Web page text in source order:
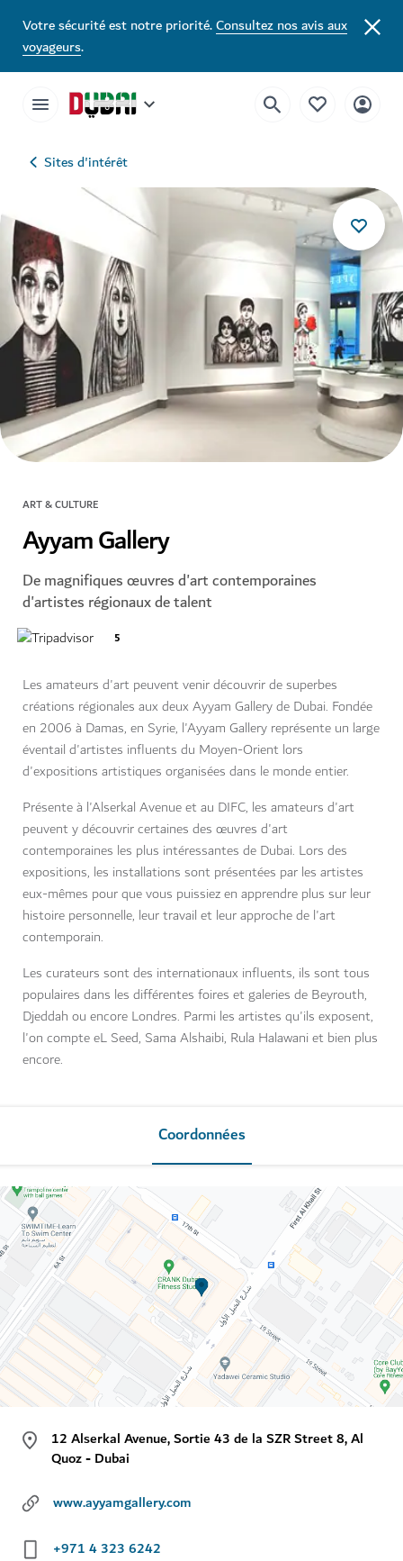
Votre sécurité est notre priorité.Consultez nos avis aux
voyageurs.
Sites d'intérêt
ART & CULTURE
Ayyam Gallery
De magnifiques œuvres d'art contemporaines
d'artistes régionaux de talent
5
Les amateurs d'art peuvent venir découvrir de superbes
créations régionales aux deux Ayyam Gallery de Dubai. Fondée
en 2006 à Damas, en Syrie, l'Ayyam Gallery représente un large
éventail d'artistes influents du Moyen-Orient lors
d'expositions artistiques organisées dans le monde entier.
Présente à l'Alserkal Avenue et au DIFC, les amateurs d'art
peuvent y découvrir certaines des œuvres d'art
contemporaines les plus intéressantes de Dubai. Lors des
expositions, les installations sont présentées par les artistes
eux-mêmes pour que vous puissiez en apprendre plus sur leur
histoire personnelle, leur travail et leur approche de l'art
contemporain.
Les curateurs sont des internationaux influents, ils sont tous
populaires dans les différentes foires et galeries de Beyrouth,
Djeddah ou encore Londres. Parmi les artistes qu'ils exposent,
l'on compte eL Seed, Sama Alshaibi, Rula Halawani et bien plus
encore.
Coordonnées
12 Alserkal Avenue, Sortie 43 de la SZR Street 8, Al
Quoz - Dubai
www.ayyamgallery.com
+971 4 323 6242